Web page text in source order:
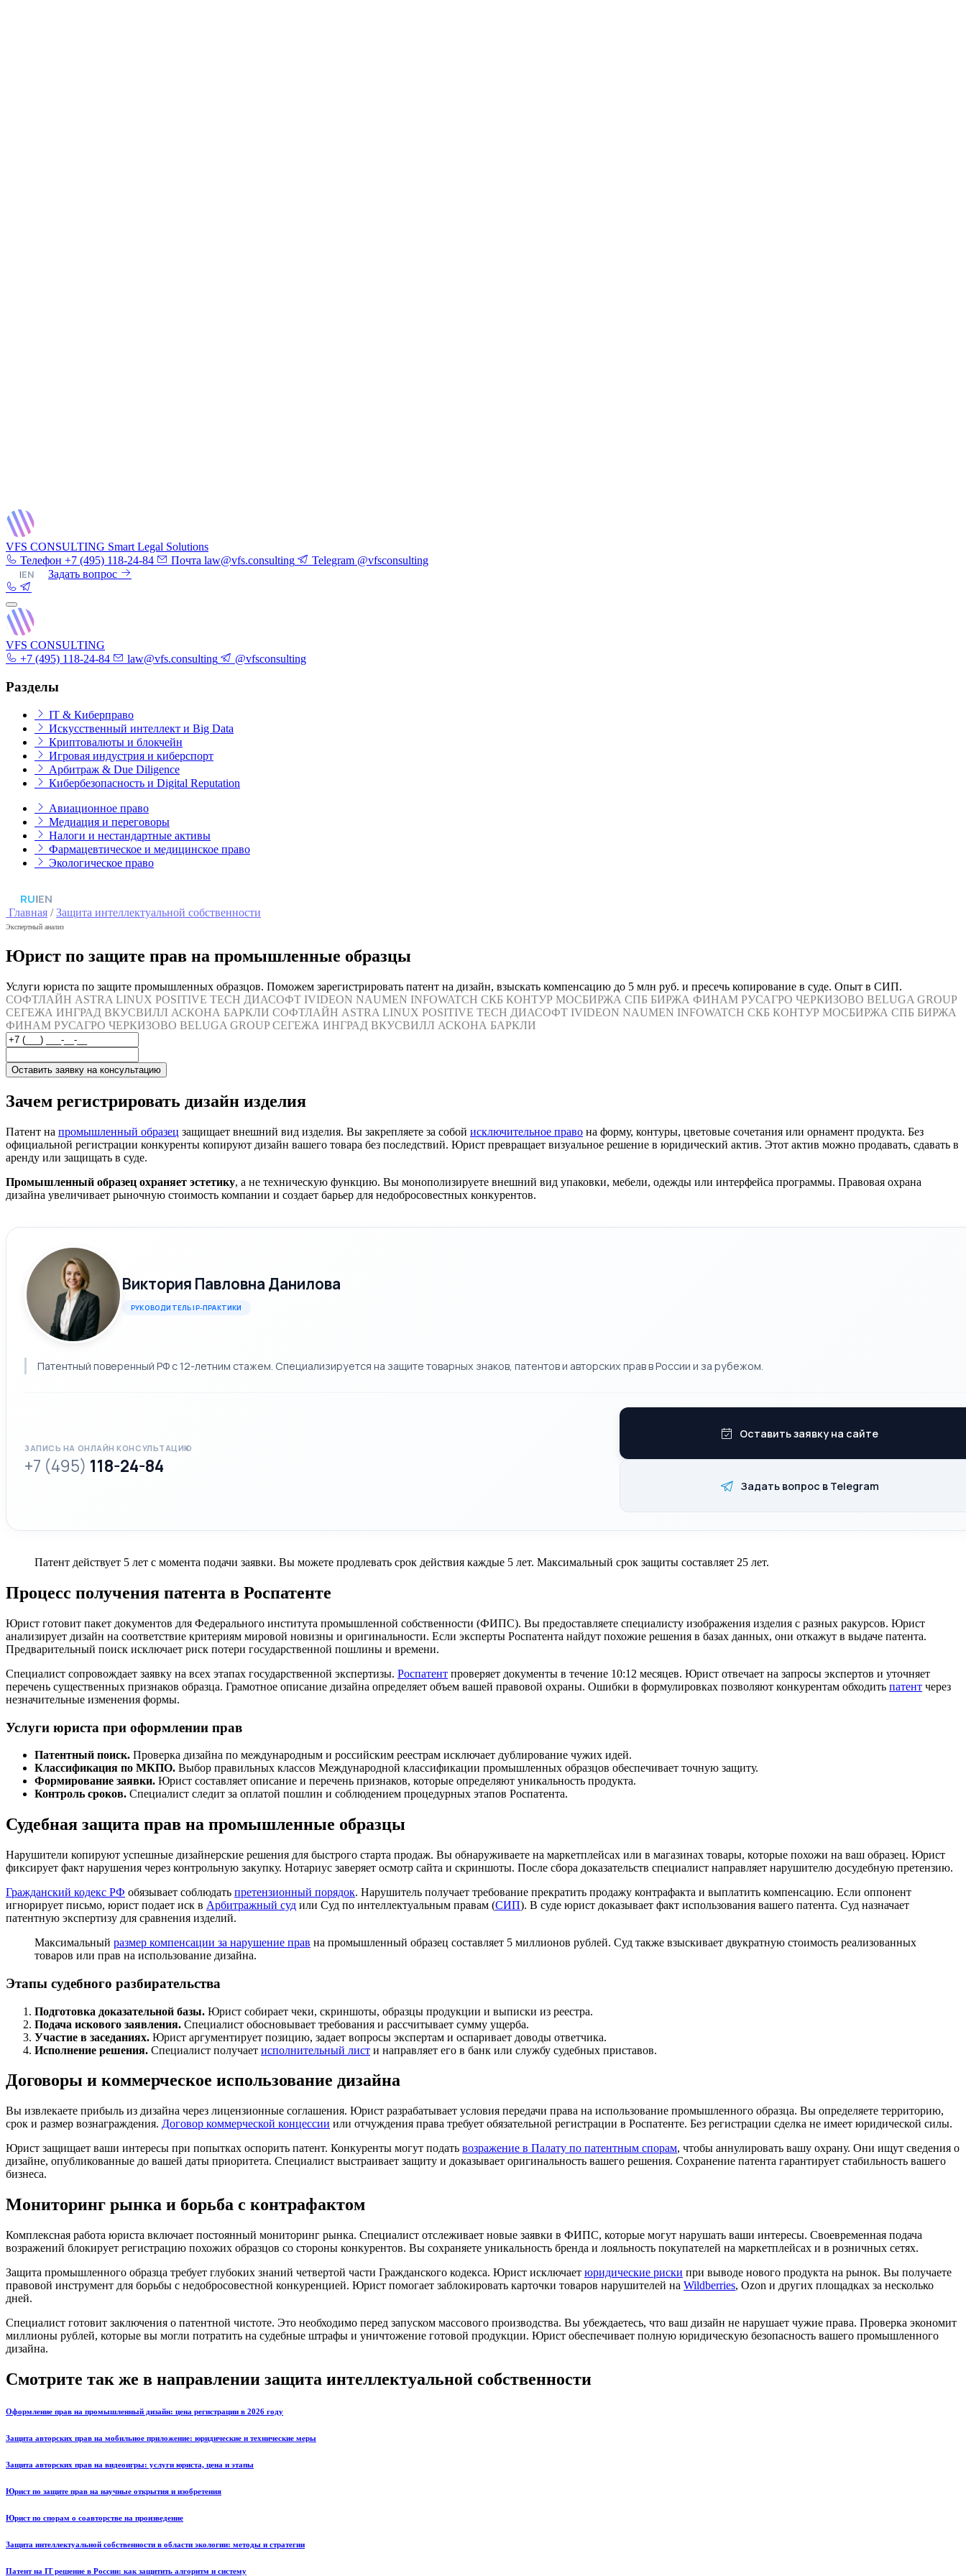
VFS CONSULTING Smart Legal Solutions
Телефон +7 (495) 118-24-84 Почта law@vfs.consulting Telegram @vfsconsulting
|EN Задать вопрос
VFS CONSULTING
+7 (495) 118-24-84
law@vfs.consulting @vfsconsulting
Разделы
IT & Киберправо
Искусственный интеллект и Big Data
Криптовалюты и блокчейн
Игровая индустрия и киберспорт
Арбитраж & Due Diligence
Кибербезопасность и Digital Reputation
Авиационное право
Медиация и переговоры
Налоги и нестандартные активы
Фармацевтическое и медицинское право
Экологическое право
RU|EN
Главная /Защита интеллектуальной собственности
Экспертный анализ
Юрист по защите прав на промышленные образцы
Услуги юриста по защите промышленных образцов. Поможем зарегистрировать патент на дизайн, взыскать компенсацию до 5 млн руб. и пресечь копирование в суде. Опыт в СИП.
СОФТЛАЙН ASTRA LINUX POSITIVE TECH ДИАСОФТ IVIDEON NAUMEN INFOWATCH СКБ КОНТУР МОСБИРЖА СПБ БИРЖА ФИНАМ РУСАГРО ЧЕРКИЗОВО BELUGA GROUP
СЕГЕЖА ИНГРАД ВКУСВИЛЛ АСКОНА БАРКЛИ СОФТЛАЙН ASTRA LINUX POSITIVE TECH ДИАСОФТ IVIDEON NAUMEN INFOWATCH СКБ КОНТУР МОСБИРЖА СПБ БИРЖА
ФИНАМ РУСАГРО ЧЕРКИЗОВО BELUGA GROUP СЕГЕЖА ИНГРАД ВКУСВИЛЛ АСКОНА БАРКЛИ
Оставить заявку на консультацию
Зачем регистрировать дизайн изделия
Патент на промышленный образец защищает внешний вид изделия. Вы закрепляете за собой исключительное право на форму, контуры, цветовые сочетания или орнамент продукта. Без
официальной регистрации конкуренты копируют дизайн вашего товара без последствий. Юрист превращает визуальное решение в юридический актив. Этот актив можно продавать, сдавать в
аренду или защищать в суде.
Промышленный образец охраняет эстетику, а не техническую функцию. Вы монополизируете внешний вид упаковки, мебели, одежды или интерфейса программы. Правовая охрана
дизайна увеличивает рыночную стоимость компании и создает барьер для недобросовестных конкурентов.
Виктория Павловна Данилова
РУКОВОДИТЕЛЬ IP-ПРАКТИКИ
Патентный поверенный РФ с 12-летним стажем. Специализируется на защите товарных знаков, патентов и авторских прав в России и за рубежом.
ЗАПИСЬ НА ОНЛАЙН КОНСУЛЬТАЦИЮ
+7 (495) 118-24-84
Оставить заявку на сайте
Задать вопрос в Telegram
Патент действует 5 лет с момента подачи заявки. Вы можете продлевать срок действия каждые 5 лет. Максимальный срок защиты составляет 25 лет.
Процесс получения патента в Роспатенте
Юрист готовит пакет документов для Федерального института промышленной собственности (ФИПС). Вы предоставляете специалисту изображения изделия с разных ракурсов. Юрист
анализирует дизайн на соответствие критериям мировой новизны и оригинальности. Если эксперты Роспатента найдут похожие решения в базах данных, они откажут в выдаче патента.
Предварительный поиск исключает риск потери государственной пошлины и времени.
Специалист сопровождает заявку на всех этапах государственной экспертизы. Роспатент проверяет документы в течение 10:12 месяцев. Юрист отвечает на запросы экспертов и уточняет
перечень существенных признаков образца. Грамотное описание дизайна определяет объем вашей правовой охраны. Ошибки в формулировках позволяют конкурентам обходить патент через
незначительные изменения формы.
Услуги юриста при оформлении прав
Патентный поиск. Проверка дизайна по международным и российским реестрам исключает дублирование чужих идей.
Классификация по МКПО. Выбор правильных классов Международной классификации промышленных образцов обеспечивает точную защиту.
Формирование заявки. Юрист составляет описание и перечень признаков, которые определяют уникальность продукта.
Контроль сроков. Специалист следит за оплатой пошлин и соблюдением процедурных этапов Роспатента.
Судебная защита прав на промышленные образцы
Нарушители копируют успешные дизайнерские решения для быстрого старта продаж. Вы обнаруживаете на маркетплейсах или в магазинах товары, которые похожи на ваш образец. Юрист
фиксирует факт нарушения через контрольную закупку. Нотариус заверяет осмотр сайта и скриншоты. После сбора доказательств специалист направляет нарушителю досудебную претензию.
Гражданский кодекс РФ обязывает соблюдать претензионный порядок. Нарушитель получает требование прекратить продажу контрафакта и выплатить компенсацию. Если оппонент
игнорирует письмо, юрист подает иск в Арбитражный суд или Суд по интеллектуальным правам (СИП). В суде юрист доказывает факт использования вашего патента. Суд назначает
патентную экспертизу для сравнения изделий.
Максимальный размер компенсации за нарушение прав на промышленный образец составляет 5 миллионов рублей. Суд также взыскивает двукратную стоимость реализованных
товаров или прав на использование дизайна.
Этапы судебного разбирательства
Подготовка доказательной базы. Юрист собирает чеки, скриншоты, образцы продукции и выписки из реестра.
Подача искового заявления. Специалист обосновывает требования и рассчитывает сумму ущерба.
Участие в заседаниях. Юрист аргументирует позицию, задает вопросы экспертам и оспаривает доводы ответчика.
Исполнение решения. Специалист получает исполнительный лист и направляет его в банк или службу судебных приставов.
Договоры и коммерческое использование дизайна
Вы извлекаете прибыль из дизайна через лицензионные соглашения. Юрист разрабатывает условия передачи права на использование промышленного образца. Вы определяете территорию,
срок и размер вознаграждения. Договор коммерческой концессии или отчуждения права требует обязательной регистрации в Роспатенте. Без регистрации сделка не имеет юридической силы.
Юрист защищает ваши интересы при попытках оспорить патент. Конкуренты могут подать возражение в Палату по патентным спорам, чтобы аннулировать вашу охрану. Они ищут сведения о
дизайне, опубликованные до вашей даты приоритета. Специалист выстраивает защиту и доказывает оригинальность вашего решения. Сохранение патента гарантирует стабильность вашего
бизнеса.
Мониторинг рынка и борьба с контрафактом
Комплексная работа юриста включает постоянный мониторинг рынка. Специалист отслеживает новые заявки в ФИПС, которые могут нарушать ваши интересы. Своевременная подача
возражений блокирует регистрацию похожих образцов со стороны конкурентов. Вы сохраняете уникальность бренда и лояльность покупателей на маркетплейсах и в розничных сетях.
Защита промышленного образца требует глубоких знаний четвертой части Гражданского кодекса. Юрист исключает юридические риски при выводе нового продукта на рынок. Вы получаете
правовой инструмент для борьбы с недобросовестной конкуренцией. Юрист помогает заблокировать карточки товаров нарушителей на Wildberries, Ozon и других площадках за несколько
дней.
Специалист готовит заключения о патентной чистоте. Это необходимо перед запуском массового производства. Вы убеждаетесь, что ваш дизайн не нарушает чужие права. Проверка экономит
миллионы рублей, которые вы могли потратить на судебные штрафы и уничтожение готовой продукции. Юрист обеспечивает полную юридическую безопасность вашего промышленного
дизайна.
Смотрите так же в направлении защита интеллектуальной собственности
Оформление прав на промышленный дизайн: цена регистрации в 2026 году
Защита авторских прав на мобильное приложение: юридические и технические меры
Защита авторских прав на видеоигры: услуги юриста, цена и этапы
Юрист по защите прав на научные открытия и изобретения
Юрист по спорам о соавторстве на произведение
Защита интеллектуальной собственности в области экологии: методы и стратегии
Патент на IT решение в России: как защитить алгоритм и систему